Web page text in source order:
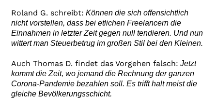
Roland G. schreibt: Können die sich offensichtlich
nicht vorstellen, dass bei etlichen Freelancern die
Einnahmen in letzter Zeit gegen null tendieren. Und nun
wittert man Steuerbetrug im großen Stil bei den Kleinen.
Auch Thomas D. findet das Vorgehen falsch: Jetzt
kommt die Zeit, wo jemand die Rechnung der ganzen
Corona-Pandemie bezahlen soll. Es trifft halt meist die
gleiche Bevölkerungsschicht.